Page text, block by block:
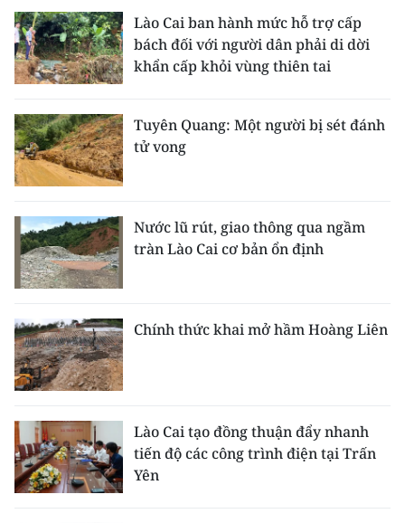
Lào Cai ban hành mức hỗ trợ cấp
bách đối với người dân phải di dời
khẩn cấp khỏi vùng thiên tai
Tuyên Quang: Một người bị sét đánh
tử vong
Nước lũ rút, giao thông qua ngầm
tràn Lào Cai cơ bản ổn định
Chính thức khai mở hầm Hoàng Liên
Lào Cai tạo đồng thuận đẩy nhanh
tiến độ các công trình điện tại Trấn
Yên